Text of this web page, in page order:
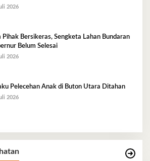
2026
Pihak Bersikeras, Sengketa Lahan Bundaran
Belum Selesai
2026
Pelecehan Anak di Buton Utara Ditahan
2026